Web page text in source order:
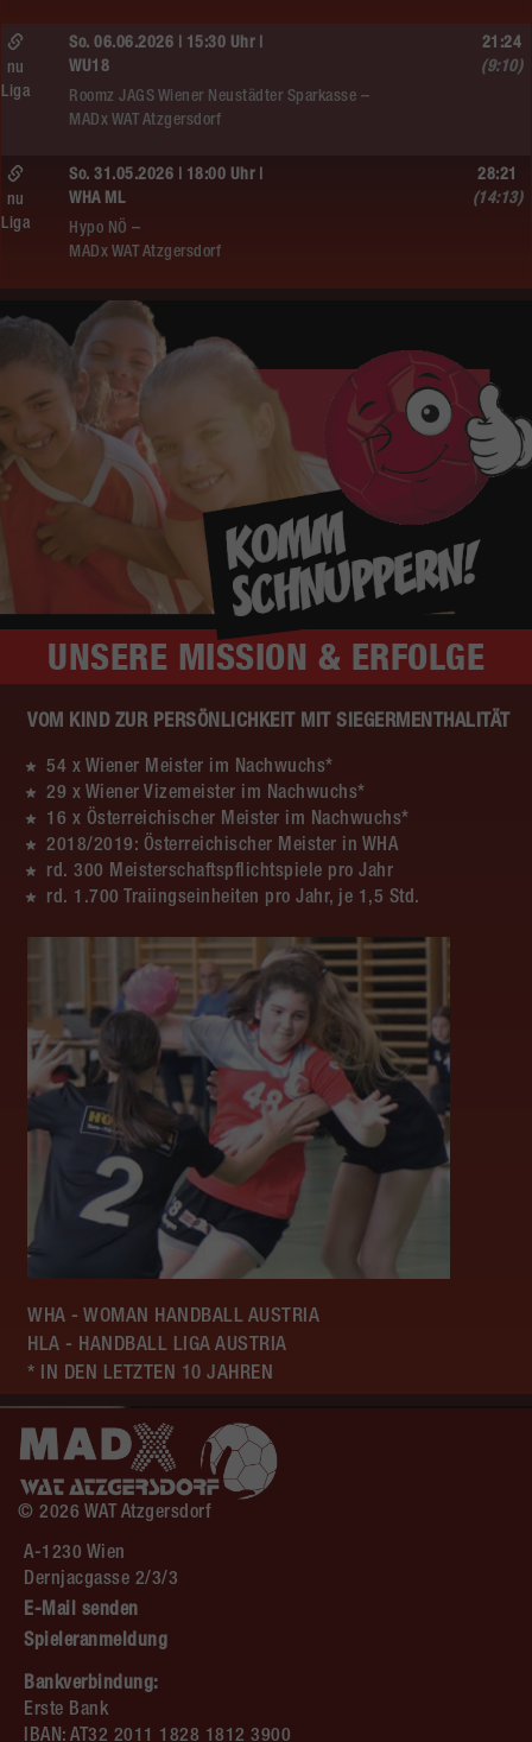
So. 06.06.2026 | 15:30 Uhr |
WU18
Roomz JAGS Wiener Neustädter Sparkasse –
MADx WAT Atzgersdorf
nu
Liga
21:24
(9:10)
So. 31.05.2026 | 18:00 Uhr |
WHA ML
Hypo NÖ –
MADx WAT Atzgersdorf
nu
Liga
28:21
(14:13)
UNSERE MISSION & ERFOLGE
VOM KIND ZUR PERSÖNLICHKEIT MIT SIEGERMENTHALITÄT
54 x Wiener Meister im Nachwuchs*
29 x Wiener Vizemeister im Nachwuchs*
16 x Österreichischer Meister im Nachwuchs*
2018/2019: Österreichischer Meister in WHA
rd. 300 Meisterschaftspflichtspiele pro Jahr
rd. 1.700 Traiingseinheiten pro Jahr, je 1,5 Std.
WHA - WOMAN HANDBALL AUSTRIA
HLA - HANDBALL LIGA AUSTRIA
* IN DEN LETZTEN 10 JAHREN
© 2026 WAT Atzgersdorf
A-1230 Wien
Dernjacgasse 2/3/3
E-Mail senden
Spieleranmeldung
Bankverbindung:
Erste Bank
IBAN: AT32 2011 1828 1812 3900